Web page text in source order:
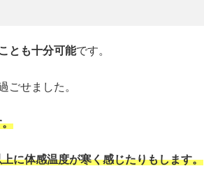
とも十分可能です。
ごせました。
。
に体感温度が寒く感じたりもします。